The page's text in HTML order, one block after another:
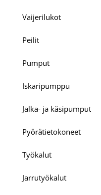
Vaijerilukot
Peilit
Pumput
Iskaripumppu
Jalka- ja käsipumput
Pyörätietokoneet
Työkalut
Jarrutyökalut